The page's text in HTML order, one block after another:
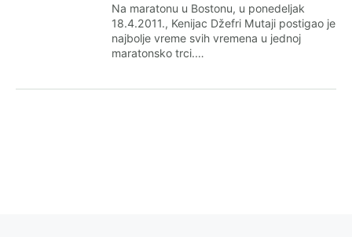
Na maratonu u Bostonu, u ponedeljak
18.4.2011., Kenijac Džefri Mutaji postigao je
najbolje vreme svih vremena u jednoj
maratonsko trci.…